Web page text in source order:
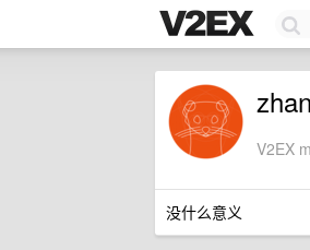
V2EX
没什么意义